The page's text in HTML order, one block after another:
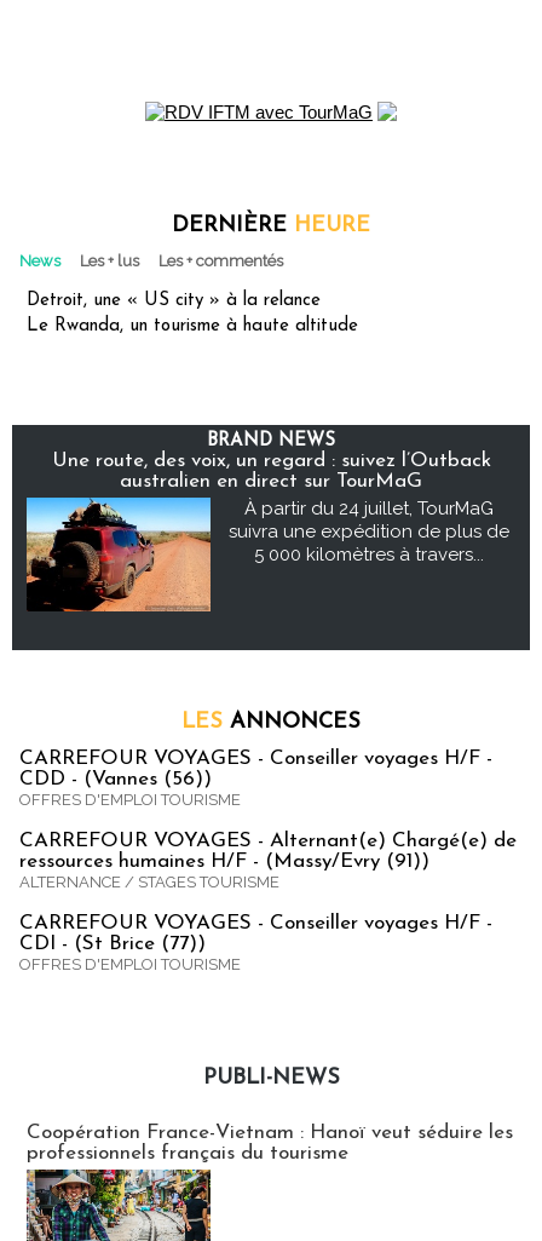
DERNIÈRE HEURE
News Les + lus Les + commentés
Detroit, une « US city » à la relance
Le Rwanda, un tourisme à haute altitude
BRAND NEWS
Une route, des voix, un regard : suivez l’Outback
australien en direct sur TourMaG
À partir du 24 juillet, TourMaG
suivra une expédition de plus de
5 000 kilomètres à travers...
LES ANNONCES
CARREFOUR VOYAGES - Conseiller voyages H/F -
CDD - (Vannes (56))
OFFRES D'EMPLOI TOURISME
CARREFOUR VOYAGES - Alternant(e) Chargé(e) de
ressources humaines H/F - (Massy/Evry (91))
ALTERNANCE / STAGES TOURISME
CARREFOUR VOYAGES - Conseiller voyages H/F -
CDI - (St Brice (77))
OFFRES D'EMPLOI TOURISME
PUBLI-NEWS
Coopération France-Vietnam : Hanoï veut séduire les
professionnels français du tourisme